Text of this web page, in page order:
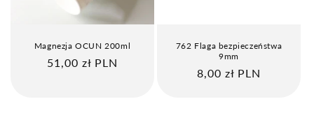
Magnezja OCUN 200ml
Cena
51,00 zł PLN
762 Flaga bezpieczeństwa
9mm
Cena
8,00 zł PLN